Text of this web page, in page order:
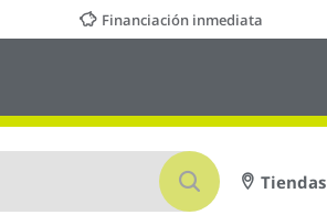
Financiación inmediata
Buscar
Tiendas